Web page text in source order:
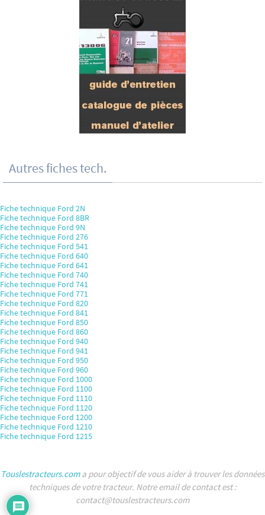
Autres fiches tech.
Fiche technique Ford 2N
Fiche technique Ford 8BR
Fiche technique Ford 9N
Fiche technique Ford 276
Fiche technique Ford 541
Fiche technique Ford 640
Fiche technique Ford 641
Fiche technique Ford 740
Fiche technique Ford 741
Fiche technique Ford 771
Fiche technique Ford 820
Fiche technique Ford 841
Fiche technique Ford 850
Fiche technique Ford 860
Fiche technique Ford 940
Fiche technique Ford 941
Fiche technique Ford 950
Fiche technique Ford 960
Fiche technique Ford 1000
Fiche technique Ford 1100
Fiche technique Ford 1110
Fiche technique Ford 1120
Fiche technique Ford 1200
Fiche technique Ford 1210
Fiche technique Ford 1215
Touslestracteurs.coma pour objectif de vous aider à trouver les données
techniques de votre tracteur. Notre email de contact est :
contact@touslestracteurs.com